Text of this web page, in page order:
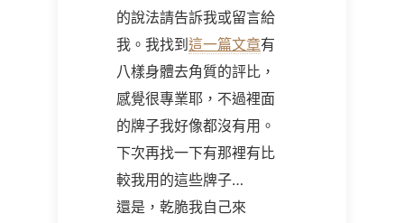
的說法請告訴我或留言給
我。我找到 這一篇文章有
八樣身體去角質的評比，
感覺很專業耶，不過裡面
的牌子我好像都沒有用。
下次再找一下有那裡有比
較我用的這些牌子…
還是，乾脆我自己來